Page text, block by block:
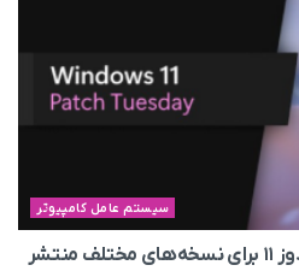
سیستم عامل کامپیوتر
به‌روزرسانی پچ سه‌شنبه ویندوز ۱۱ برای نسخه‌های مختلف منتشر